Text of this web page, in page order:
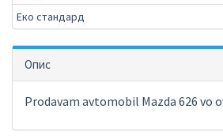
Еко стандард
Опис
Prodavam avtomobil Mazda 626 vo